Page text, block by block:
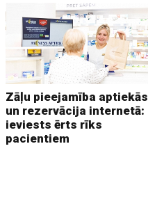
Zāļu pieejamība aptiekās
un rezervācija internetā:
ieviests ērts rīks
pacientiem